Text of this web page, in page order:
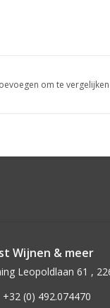
om te vergelijken
Wijnen & meer
Leopoldlaan 61 ,
+32 (0) 492.074470